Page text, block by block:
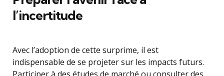
l’incertitude
Avec l’adoption de cette surprime, il est
indispensable de se projeter sur les impacts futurs.